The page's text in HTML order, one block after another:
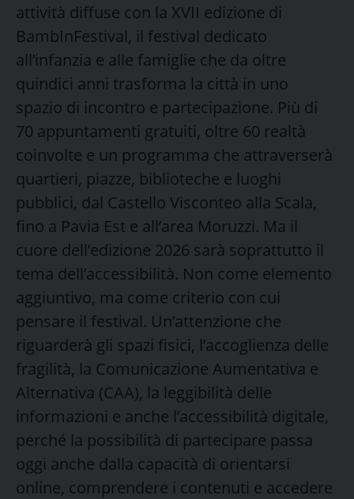
attività diffuse con la XVII edizione di
BambInFestival, il festival dedicato
all’infanzia e alle famiglie che da oltre
quindici anni trasforma la città in uno
spazio di incontro e partecipazione. Più di
70 appuntamenti gratuiti, oltre 60 realtà
coinvolte e un programma che attraverserà
quartieri, piazze, biblioteche e luoghi
pubblici, dal Castello Visconteo alla Scala,
fino a Pavia Est e all’area Moruzzi. Ma il
cuore dell’edizione 2026 sarà soprattutto il
tema dell’accessibilità. Non come elemento
aggiuntivo, ma come criterio con cui
pensare il festival. Un’attenzione che
riguarderà gli spazi fisici, l’accoglienza delle
fragilità, la Comunicazione Aumentativa e
Alternativa (CAA), la leggibilità delle
informazioni e anche l’accessibilità digitale,
perché la possibilità di partecipare passa
oggi anche dalla capacità di orientarsi
online, comprendere i contenuti e accedere